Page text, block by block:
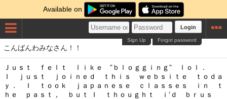
Available on
Login
Forgot password
Sign Up
こんばんわみなさん！！
Ｊｕｓｔ ｆｅｌｔ ｌｉｋｅ ”ｂｌｏｇｇｉｎｇ” ｌｏｌ．
Ｉ ｊｕｓｔ ｊｏｉｎｅｄ ｔｈｉｓ ｗｅｂｓｉｔｅ ｔｏｄａ
ｙ． Ｉ ｔｏｏｋ ｊａｐａｎｅｓｅ ｃｌａｓｓｅｓ ｉｎ ｔ
ｈｅ ｐａｓｔ， ｂｕｔ Ｉ ｔｈｏｕｇｈｔ ｉ’ｄ ｂｒｕｓ